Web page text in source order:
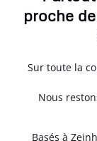
proche
Sur toute la
Nous
Basés à